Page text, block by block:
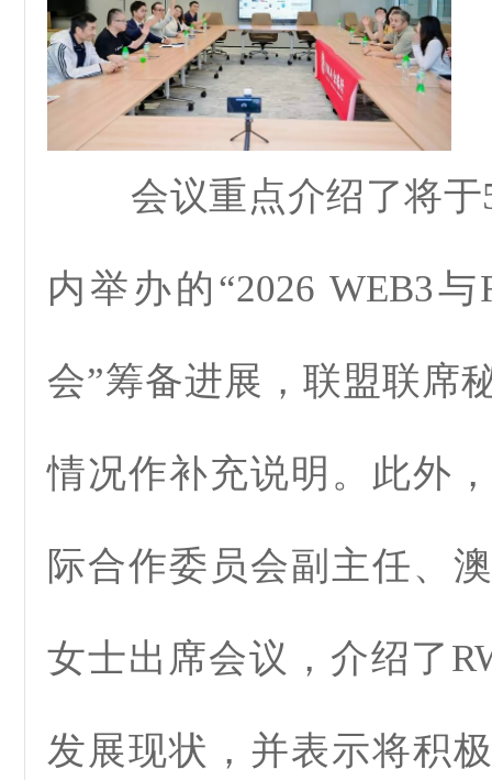
会议重点介绍了将于5
内举办的“2026 WEB3
会”筹备进展，联盟联席
情况作补充说明。此外
际合作委员会副主任、
女士出席会议，介绍了
发展现状，并表示将积